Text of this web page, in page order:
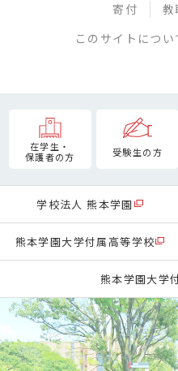
寄付
教
このサイトについ
在学生・
保護者の方
受験生の方
学校法人 熊本学園
熊本学園大学付属高等学校
熊本学園大学